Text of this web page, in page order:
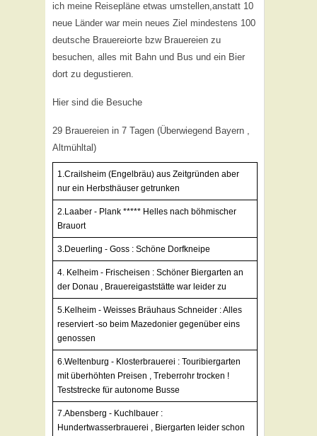
ich meine Reisepläne etwas umstellen,anstatt 10
neue Länder war mein neues Ziel mindestens 100
deutsche Brauereiorte bzw Brauereien zu
besuchen, alles mit Bahn und Bus und ein Bier
dort zu degustieren.
Hier sind die Besuche
29 Brauereien in 7 Tagen (Überwiegend Bayern ,
Altmühltal)
1.Crailsheim (Engelbräu) aus Zeitgründen aber
nur ein Herbsthäuser getrunken
2.Laaber - Plank ***** Helles nach böhmischer
Brauort
3.Deuerling - Goss : Schöne Dorfkneipe
4. Kelheim - Frischeisen : Schöner Biergarten an
der Donau , Brauereigaststätte war leider zu
5.Kelheim - Weisses Bräuhaus Schneider : Alles
reserviert -so beim Mazedonier gegenüber eins
genossen
6.Weltenburg - Klosterbrauerei : Touribiergarten
mit überhöhten Preisen , Treberrohr trocken !
Teststrecke für autonome Busse
7.Abensberg - Kuchlbauer :
Hundertwasserbrauerei , Biergarten leider schon